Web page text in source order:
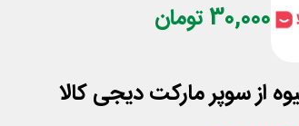
30,000 تومان
از سوپر مارکت دیجی کالا